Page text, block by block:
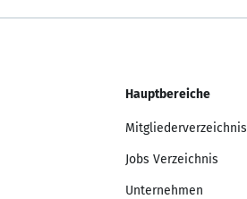
Hauptbereiche
Mitgliederverzeichnis
Jobs Verzeichnis
Unternehmen